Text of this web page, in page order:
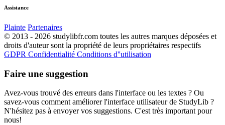
Assistance
Plainte Partenaires
© 2013 - 2026 studylibfr.com toutes les autres marques déposées et
droits d'auteur sont la propriété de leurs propriétaires respectifs
GDPR Confidentialité Conditions d''utilisation
Faire une suggestion
Avez-vous trouvé des erreurs dans l'interface ou les textes ? Ou
savez-vous comment améliorer l'interface utilisateur de StudyLib ?
N'hésitez pas à envoyer vos suggestions. C'est très important pour
nous!